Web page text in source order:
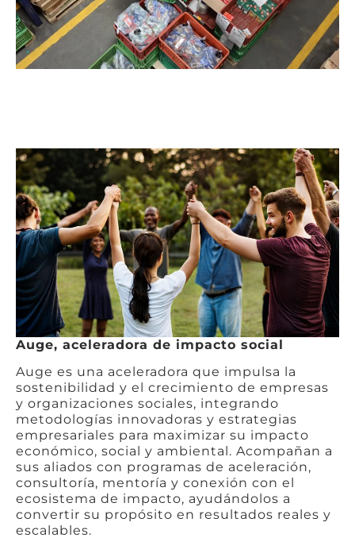
Auge, aceleradora de impacto social
Auge es una aceleradora que impulsa la
sostenibilidad y el crecimiento de empresas
y organizaciones sociales, integrando
metodologías innovadoras y estrategias
empresariales para maximizar su impacto
económico, social y ambiental. Acompañan a
sus aliados con programas de aceleración,
consultoría, mentoría y conexión con el
ecosistema de impacto, ayudándolos a
convertir su propósito en resultados reales y
escalables.